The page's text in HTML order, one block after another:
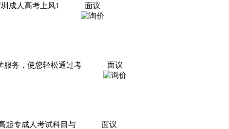
成人高考上风1
面议
服务，使您轻松通过考
面议
起专成人考试科目与
面议